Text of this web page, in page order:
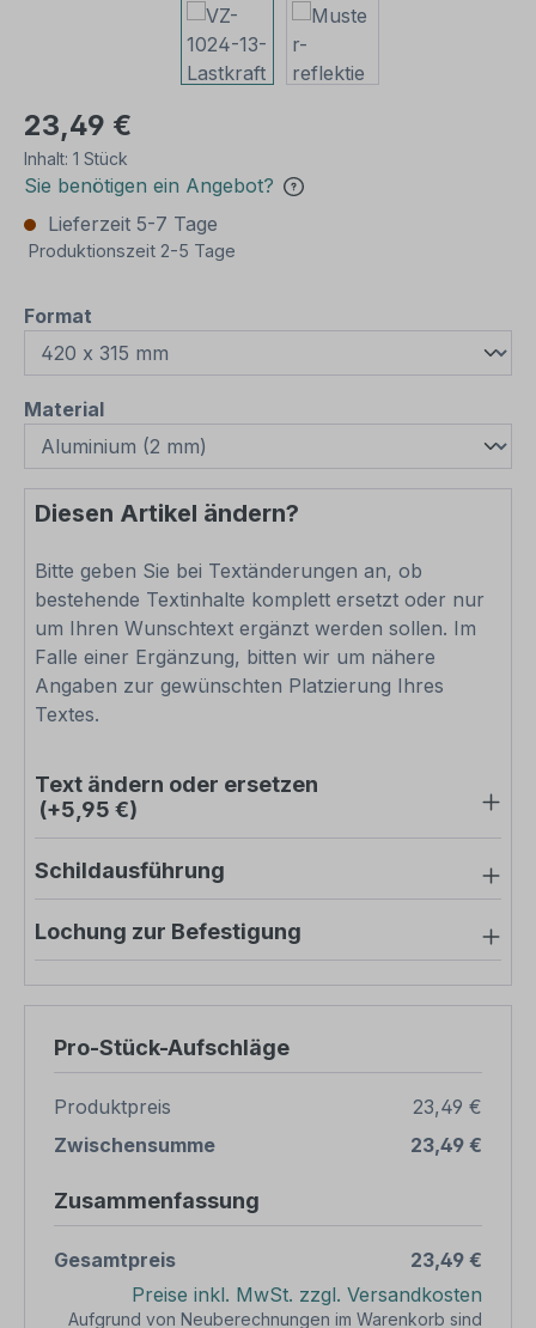
23,49 €
Inhalt: 1 Stück
Sie benötigen ein Angebot?
Lieferzeit 5-7 Tage
Produktionszeit 2-5 Tage
Format
Materialauswählen
Diesen Artikel ändern?
Bitte geben Sie bei Textänderungen an, ob
bestehende Textinhalte komplett ersetzt oder nur
um Ihren Wunschtext ergänzt werden sollen. Im
Falle einer Ergänzung, bitten wir um nähere
Angaben zur gewünschten Platzierung Ihres
Textes.
Text ändern oder ersetzen
(+5,95 €)
Schildausführung
Lochung zur Befestigung
Pro-Stück-Aufschläge
Produktpreis
23,49 €
Zwischensumme
23,49 €
Zusammenfassung
Gesamtpreis
23,49 €
Preise inkl. MwSt. zzgl. Versandkosten
Aufgrund von Neuberechnungen im Warenkorb sind